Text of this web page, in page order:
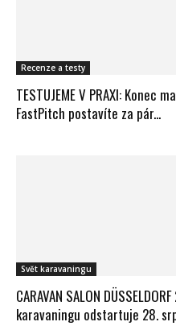
Recenze a testy
TESTUJEME V PRAXI: Konec
FastPitch postavíte za pár...
Svět karavaningu
CARAVAN SALON
karavaningu odstartuje 28.